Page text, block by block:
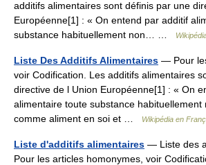
additifs alimentaires sont définis par une
Européenne[1] : « On entend par additif
substance habituellement non… …
Liste Des Additifs Alimentaires — Pour
voir Codification. Les additifs alimentaires
directive de l Union Européenne[1] : « On
alimentaire toute substance habituellement
comme aliment en soi et …
Wikipédia en
Liste d'additifs alimentaires — Liste des
Pour les articles homonymes, voir